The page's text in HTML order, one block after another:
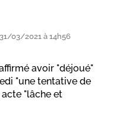
03/2021 à 14h56
avoir "déjoué"
"une tentative de
"lâche et